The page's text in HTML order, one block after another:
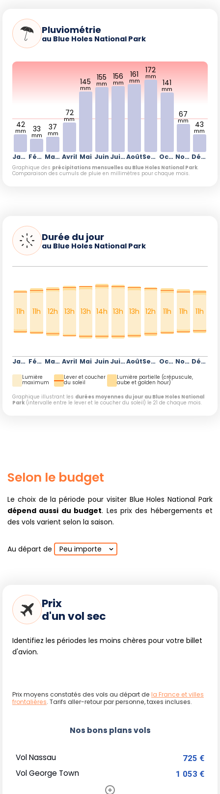
Pluviométrie
au Blue Holes National Park
Janvier
42
mm
Février
33
mm
Mars
37
mm
Avril
72
mm
Mai
145
mm
Juin
155
mm
Juillet
156
mm
Août
161
mm
Septembre
172
mm
Octobre
141
mm
Novembre
67
mm
Décembre
43
mm
Graphique des précipitations mensuelles au Blue Holes National Park.
Comparaison des cumuls de pluie en millimètres pour chaque mois.
Durée du jour
au Blue Holes National Park
Janvier
11h
Février
11h
Mars
12h
Avril
13h
Mai
13h
Juin
14h
Juillet
13h
Août
13h
Septembre
12h
Octobre
11h
Novembre
11h
Décembre
11h
Lumière
maximum
Lever et coucher
du soleil
Lumière partielle (crépuscule,
aube et golden hour)
Graphique illustrant les durées moyennes du jour au Blue Holes National
Park (intervalle entre le lever et le coucher du soleil) le 21 de chaque mois.
Selon le budget
Le choix de la période pour visiter Blue Holes National Park
dépend aussi du budget. Les prix des hébergements et
des vols varient selon la saison.
Au départ de Peu importe
Prix
d'un vol sec
Identifiez les périodes les moins chères pour votre billet
d'avion.
Prix moyens constatés des vols au départ de la France et villes
frontalières. Tarifs aller-retour par personne, taxes incluses.
Nos bons plans vols
Vol Nassau 725 €
Vol George Town 1 053 €